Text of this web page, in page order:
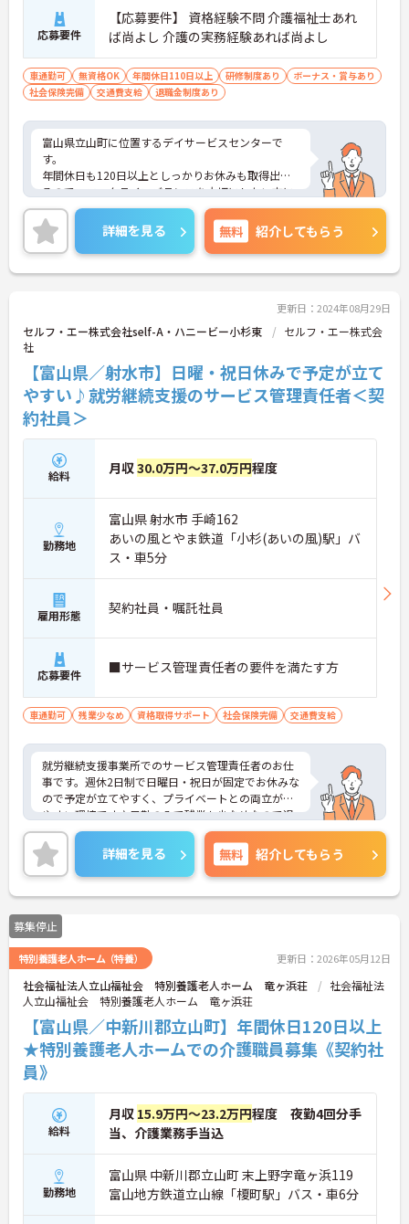
応募要件
【応募要件】 資格経験不問 介護福祉士あれ
ば尚よし 介護の実務経験あれば尚よし
車通勤可 無資格OK 年間休日110日以上 研修制度あり
ボーナス・賞与あり
社会保険完備
交通費支給 退職金制度あり
富山県立山町に位置するデイサービスセンターで
す。
年間休日も120日以上としっかりお休みも取得出来
るので、ワークライフバランスを大切にしたい方に
オススメです。
マイカー通勤可能なので行き帰りがスムーズです。
ご興味をお持ちの方はお気軽にお問い合わせくださ
い。
詳細を見る 無料 紹介してもらう
更新日：2024年08月29日
セルフ・エー株式会社self-A・ハニービー小杉東
セルフ・エー株式会
社
【富山県／射水市】日曜・祝日休みで予定が立て
やすい♪就労継続支援のサービス管理責任者＜契
約社員＞
給料 月収30.0万円～37.0万円程度
勤務地
富山県 射水市 手崎162
あいの風とやま鉄道「小杉(あいの風)駅」バ
ス・車5分
雇用形態 契約社員・嘱託社員
応募要件 ■サービス管理責任者の要件を満たす方
車通勤可 残業少なめ 資格取得サポート 社会保険完備 交通費支給
就労継続支援事業所でのサービス管理責任者のお仕
事です。週休2日制で日曜日・祝日が固定でお休みな
ので予定が立てやすく、プライベートとの両立がし
やすい環境です♪日勤のみで残業も少なめなので退
勤後の時間を有効活用することも◎お休みがしっか
りとれる環境で私たちと一緒に働きませんか？ご興
味のある方には、面接対策ポイントなどさらに詳細
をお話いたしますので、お気軽にご相談ください。
詳細を見る 無料 紹介してもらう
募集停止
特別養護老人ホーム（特養） 更新日：2026年05月12日
社会福祉法人立山福祉会 特別養護老人ホーム 竜ヶ浜荘
社会福祉法
人立山福祉会 特別養護老人ホーム 竜ヶ浜荘
【富山県／中新川郡立山町】年間休日120日以上
★特別養護老人ホームでの介護職員募集《契約社
員》
給料
月収 15.9万円～23.2万円程度 夜勤4回分手
当、介護業務手当込
勤務地
富山県 中新川郡立山町 末上野字竜ヶ浜119
富山地方鉄道立山線「榎町駅」バス・車6分